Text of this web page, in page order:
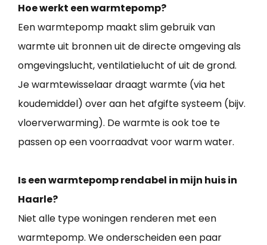
Hoe werkt een warmtepomp?
Een warmtepomp maakt slim gebruik van
warmte uit bronnen uit de directe omgeving als
omgevingslucht, ventilatielucht of uit de grond.
Je warmtewisselaar draagt warmte (via het
koudemiddel) over aan het afgifte systeem (bijv.
vloerverwarming). De warmte is ook toe te
passen op een voorraadvat voor warm water.
Is een warmtepomp rendabel in mijn huis in
Haarle?
Niet alle type woningen renderen met een
warmtepomp. We onderscheiden een paar